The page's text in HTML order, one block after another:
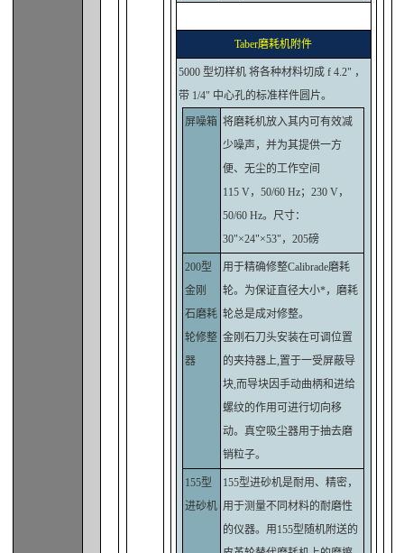
Taber磨耗机附件
5000 型切样机 将各种材料切成 f 4.2" ，
带 1/4" 中心孔的标准样件圆片。
屏噪箱 将磨耗机放入其内可有效减
少噪声，并为其提供一方
便、无尘的工作空间
115 V，50/60 Hz；230 V，
50/60 Hz。尺寸：
30"×24"×53"，205磅
200型
金刚
石磨耗
轮修整
器
用于精确修整Calibrade磨耗
轮。为保证直径大小*，磨耗
轮总是成对修整。
金刚石刀头安装在可调位置
的夹持器上,置于一受屏蔽导
块,而导块因手动曲柄和进给
螺纹的作用可进行切向移
动。真空吸尘器用于抽去磨
销粒子。
155型
进砂机
155型进砂机是耐用、精密，
用于测量不同材料的耐磨性
的仪器。用155型随机附送的